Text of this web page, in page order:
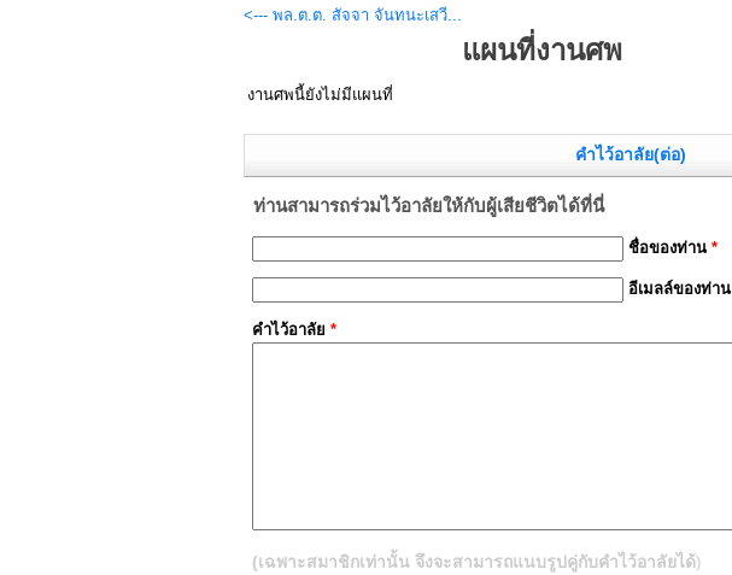
<--- พล.ต.ต. สัจจา จันทนะเสวี...
แผนที่งานศพ
งานศพนี้ยังไม่มีแผนที่
คำไว้อาลัย(ต่อ)
ท่านสามารถร่วมไว้อาลัยให้กับผู้เสียชีวิตได้ที่นี่
ชื่อของท่าน*
อีเมลล์ของท่าน
คำไว้อาลัย *
(เฉพาะสมาชิกเท่านั้น จึงจะสามารถแนบรูปคู่กับคำไว้อาลัยได้)